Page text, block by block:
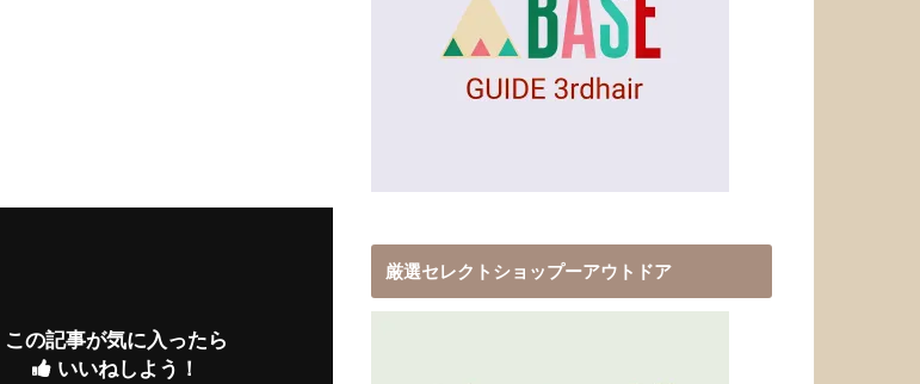
この記事が気に入ったら
いいねしよう！
厳選セレクトショップーアウトドア